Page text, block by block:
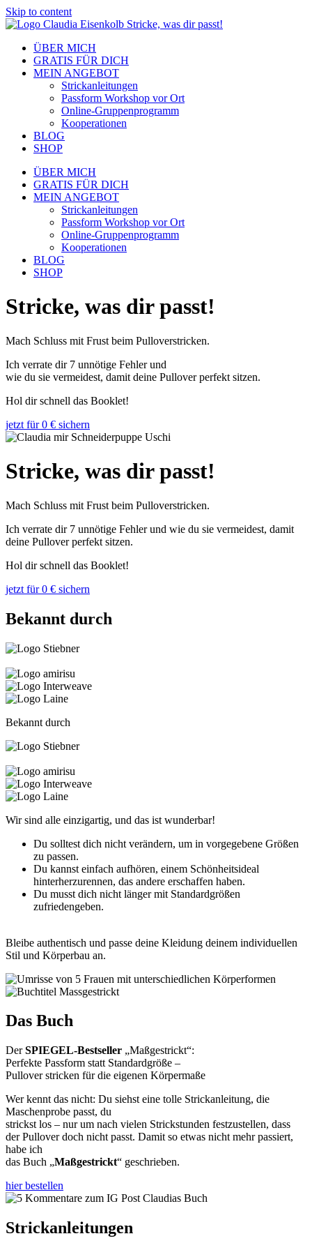
Skip to content
ÜBER MICH
GRATIS FÜR DICH
MEIN ANGEBOT
Strickanleitungen
Passform Workshop vor Ort
Online-Gruppenprogramm
Kooperationen
BLOG
SHOP
ÜBER MICH
GRATIS FÜR DICH
MEIN ANGEBOT
Strickanleitungen
Passform Workshop vor Ort
Online-Gruppenprogramm
Kooperationen
BLOG
SHOP
Stricke, was dir passt!
Mach Schluss mit Frust beim Pulloverstricken.
Ich verrate dir 7 unnötige Fehler und
wie du sie vermeidest, damit deine Pullover perfekt sitzen.
Hol dir schnell das Booklet!
jetzt für 0 € sichern
Stricke, was dir passt!
Mach Schluss mit Frust beim Pulloverstricken.
Ich verrate dir 7 unnötige Fehler und wie du sie vermeidest, damit
deine Pullover perfekt sitzen.
Hol dir schnell das Booklet!
jetzt für 0 € sichern
Bekannt durch
Bekannt durch
Wir sind alle einzigartig, und das ist wunderbar!
Du solltest dich nicht verändern, um in vorgegebene Größen
zu passen.
Du kannst einfach aufhören, einem Schönheitsideal
hinterherzurennen, das andere erschaffen haben.
Du musst dich nicht länger mit Standardgrößen
zufriedengeben.
Bleibe authentisch und passe deine Kleidung deinem individuellen
Stil und Körperbau an.
Das Buch
DerSPIEGEL-Bestseller „Maßgestrickt“:
Perfekte Passform statt Standardgröße –
Pullover stricken für die eigenen Körpermaße
Wer kennt das nicht: Du siehst eine tolle Strickanleitung, die
Maschenprobe passt, du
strickst los – nur um nach vielen Strickstunden festzustellen, dass
der Pullover doch nicht passt. Damit so etwas nicht mehr passiert,
habe ich
das Buch „Maßgestrickt“ geschrieben.
hier bestellen
Strickanleitungen